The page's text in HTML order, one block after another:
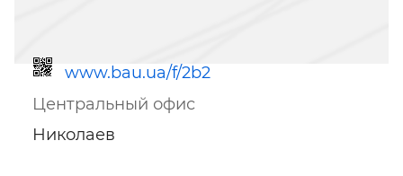
www.bau.ua/f/2b2
Центральный офис
Николаев